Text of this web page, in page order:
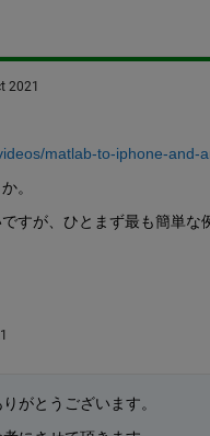
2021
matlab-to-iphone-and-
。
すが、ひとまず最も簡単
がとうございます。